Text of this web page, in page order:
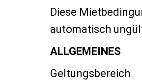
Diese
automatisch
ALLGEMEINES
Geltungsbereich